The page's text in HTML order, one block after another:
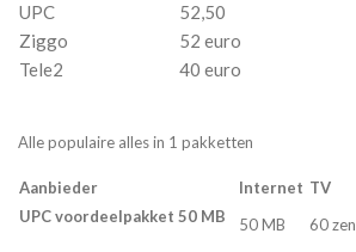
UPC
52,50
Ziggo
52 euro
Tele2
40 euro
Alle populaire alles in 1 pakketten
Aanbieder Internet TV
UPC voordeelpakket 50 MB
50 MB 60